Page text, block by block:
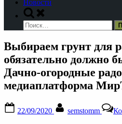
Новости
Toggle
search
form
Найти:
Выбираем грунт для
обязательно должно
Дачно-огородные
медиаплатформа
on
22/09/2020 semstomm